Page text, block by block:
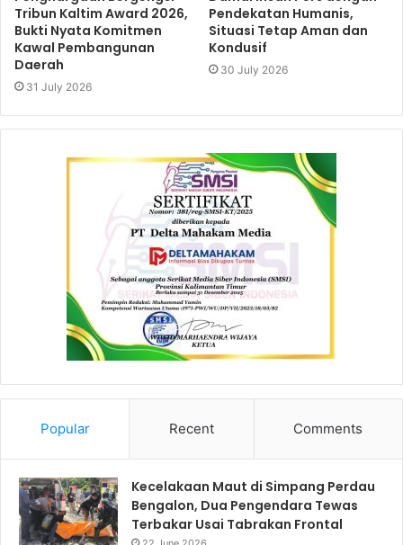
Tribun Kaltim Award 2026,
Bukti Nyata Komitmen
Kawal Pembangunan
Daerah
31 July 2026
Pendekatan Humanis,
Situasi Tetap Aman dan
Kondusif
30 July 2026
Popular Recent Comments
Kecelakaan Maut di Simpang Perdau
Bengalon, Dua Pengendara Tewas
Terbakar Usai Tabrakan Frontal